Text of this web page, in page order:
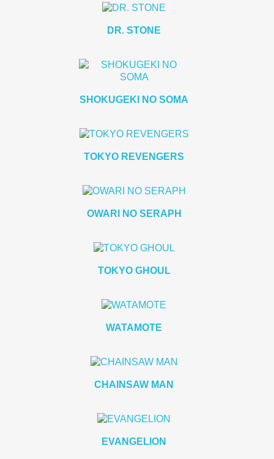
DR. STONE
SHOKUGEKI NO SOMA
TOKYO REVENGERS
OWARI NO SERAPH
TOKYO GHOUL
WATAMOTE
CHAINSAW MAN
EVANGELION